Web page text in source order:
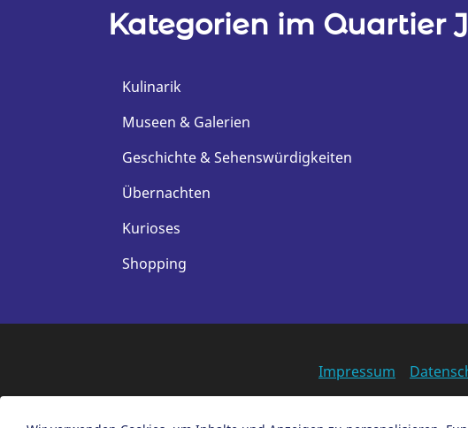
Kategorien im Quartier
Kulinarik
Museen & Galerien
Geschichte & Sehenswürdigkeiten
Übernachten
Kurioses
Shopping
Impressum